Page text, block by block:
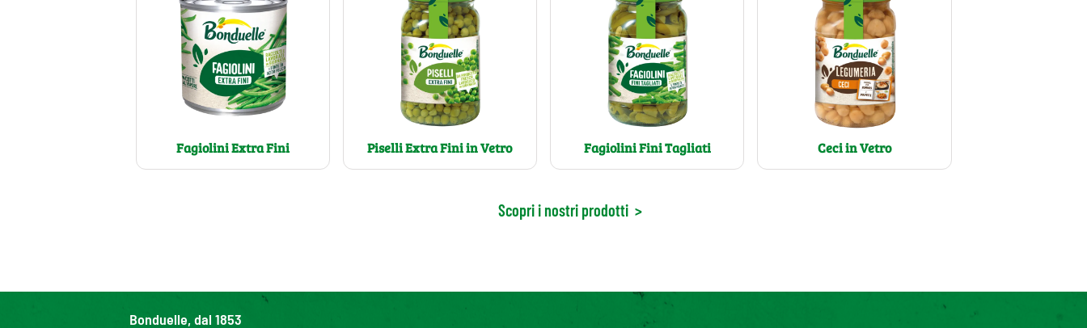
Fagiolini Extra Fini Piselli Extra Fini in Vetro Fagiolini Fini Tagliati Ceci in Vetro
Scopri i nostri prodotti >
Bonduelle, dal 1853